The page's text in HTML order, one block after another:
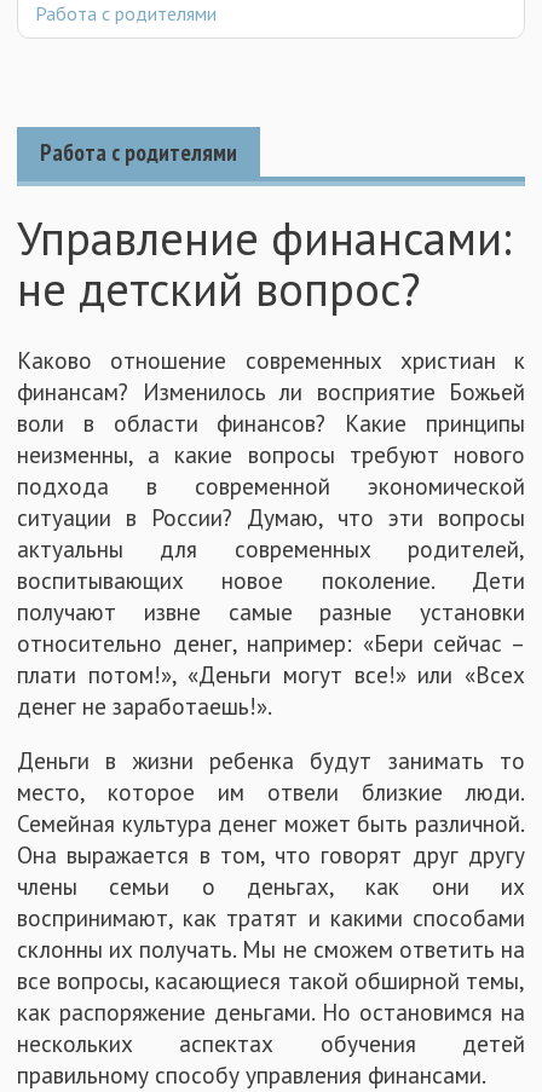
Работа с родителями
Работа с родителями
Управление финансами:
не детский вопрос?
Каково отношение современных христиан к
финансам? Изменилось ли восприятие Божьей
воли в области финансов? Какие принципы
неизменны, а какие вопросы требуют нового
подхода в современной экономической
ситуации в России? Думаю, что эти вопросы
актуальны для современных родителей,
воспитывающих новое поколение. Дети
получают извне самые разные установки
относительно денег, например: «Бери сейчас –
плати потом!», «Деньги могут все!» или «Всех
денег не заработаешь!».
Деньги в жизни ребенка будут занимать то
место, которое им отвели близкие люди.
Семейная культура денег может быть различной.
Она выражается в том, что говорят друг другу
члены семьи о деньгах, как они их
воспринимают, как тратят и какими способами
склонны их получать. Мы не сможем ответить на
все вопросы, касающиеся такой обширной темы,
как распоряжение деньгами. Но остановимся на
нескольких аспектах обучения детей
правильному способу управления финансами.